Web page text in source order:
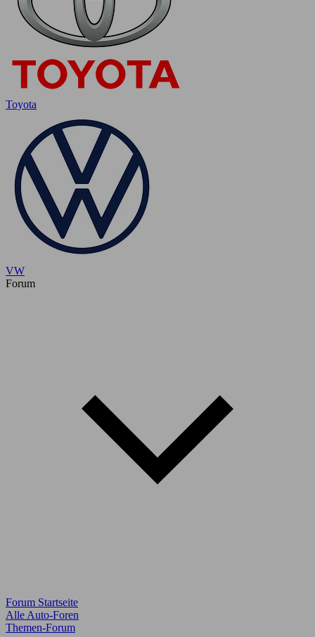
Toyota
VW
Forum
Forum Startseite
Alle Auto-Foren
Themen-Forum